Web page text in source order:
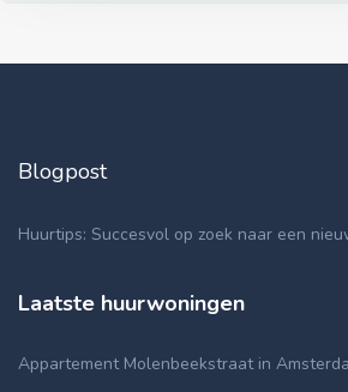
Blogpost
Huurtips: Succesvol op zoek naar een
Laatste huurwoningen
Appartement Molenbeekstraat in